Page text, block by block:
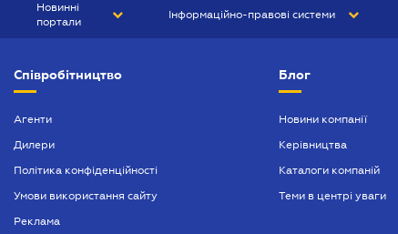
Новинні
портали
БІЗНЕС
Інформаційно-правові системи
БУХГАЛТЕР ПРОФ
Співробітництво
Агенти
Дилери
Політика конфіденційності
Умови використання сайту
Реклама
Блог
Новини компанії
Керівництва
Каталоги компаній
Теми в центрі уваги